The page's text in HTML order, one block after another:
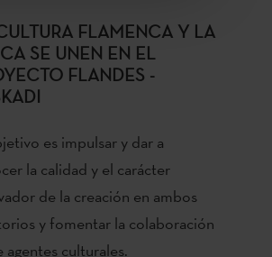
FLAMENCA Y LA
SE UNEN EN EL
FLANDES -
es impulsar y dar a
la calidad y el carácter
de la creación en ambos
y fomentar la colaboración
agentes culturales.